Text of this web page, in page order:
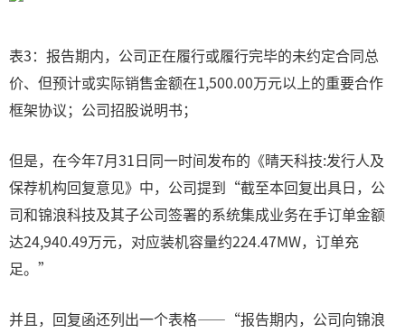
表3：报告期内，公司正在履行或履行完毕的未约定合同总
价、但预计或实际销售金额在1,500.00万元以上的重要合作
框架协议；公司招股说明书；
但是，在今年7月31日同一时间发布的《晴天科技:发行人及
保荐机构回复意见》中，公司提到“截至本回复出具日，公
司和锦浪科技及其子公司签署的系统集成业务在手订单金额
达24,940.49万元，对应装机容量约224.47MW，订单充
足。”
并且，回复函还列出一个表格——“报告期内，公司向锦浪